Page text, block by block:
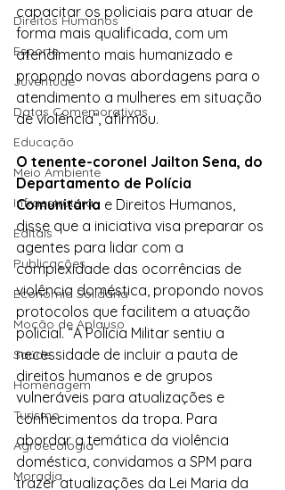
Direitos Humanos
Esporte
Juventude
Datas Comemorativas
Educação
Meio Ambiente
Infraestrutura
Editais
Publicações
Economia Solidária
Moção de Aplauso
Saúde
Homenagem
Turismo
Agroecologia
Moradia
capacitar os policiais para atuar de
forma mais qualificada, com um
atendimento mais humanizado e
propondo novas abordagens para o
atendimento a mulheres em situação
de violência”, afirmou.
O tenente-coronel Jailton Sena, do
Departamento de Polícia
Comunitária e Direitos Humanos,
disse que a iniciativa visa preparar os
agentes para lidar com a
complexidade das ocorrências de
violência doméstica, propondo novos
protocolos que facilitem a atuação
policial. “A Polícia Militar sentiu a
necessidade de incluir a pauta de
direitos humanos e de grupos
vulneráveis para atualizações e
conhecimentos da tropa. Para
abordar a temática da violência
doméstica, convidamos a SPM para
trazer atualizações da Lei Maria da